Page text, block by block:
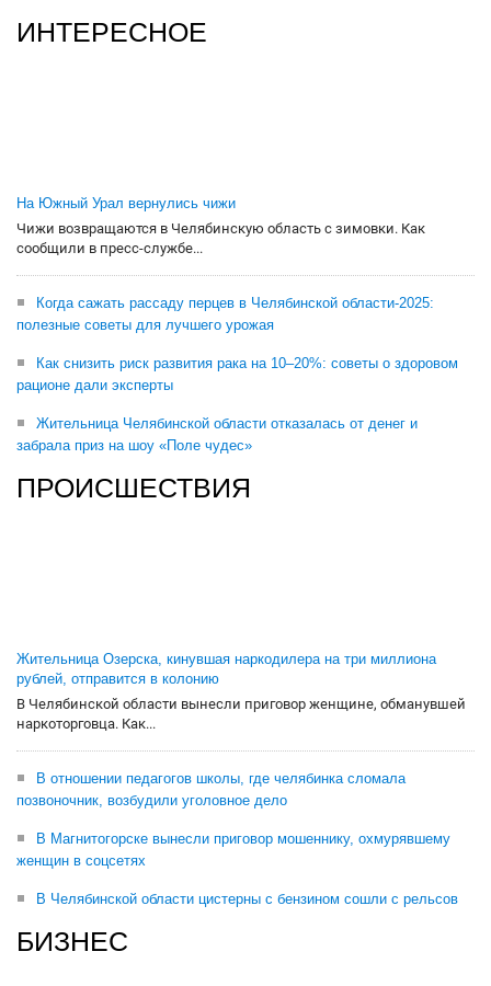
ИНТЕРЕСНОЕ
На Южный Урал вернулись чижи
Чижи возвращаются в Челябинскую область с зимовки. Как
сообщили в пресс-службе...
Когда сажать рассаду перцев в Челябинской области-2025:
полезные советы для лучшего урожая
Как снизить риск развития рака на 10–20%: советы о здоровом
рационе дали эксперты
Жительница Челябинской области отказалась от денег и
забрала приз на шоу «Поле чудес»
ПРОИСШЕСТВИЯ
Жительница Озерска, кинувшая наркодилера на три миллиона
рублей, отправится в колонию
В Челябинской области вынесли приговор женщине, обманувшей
наркоторговца. Как...
В отношении педагогов школы, где челябинка сломала
позвоночник, возбудили уголовное дело
В Магнитогорске вынесли приговор мошеннику, охмурявшему
женщин в соцсетях
В Челябинской области цистерны с бензином сошли с рельсов
БИЗНЕС